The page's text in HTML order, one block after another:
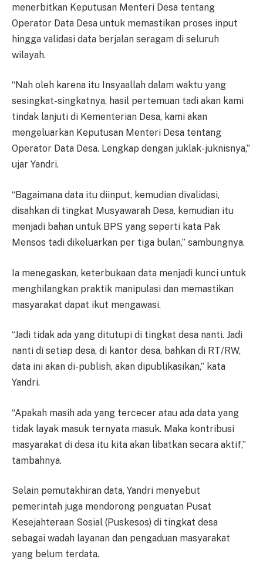
menerbitkan Keputusan Menteri Desa tentang
Operator Data Desa untuk memastikan proses input
hingga validasi data berjalan seragam di seluruh
wilayah.
“Nah oleh karena itu Insyaallah dalam waktu yang
sesingkat-singkatnya, hasil pertemuan tadi akan kami
tindak lanjuti di Kementerian Desa, kami akan
mengeluarkan Keputusan Menteri Desa tentang
Operator Data Desa. Lengkap dengan juklak-juknisnya,”
ujar Yandri.
“Bagaimana data itu diinput, kemudian divalidasi,
disahkan di tingkat Musyawarah Desa, kemudian itu
menjadi bahan untuk BPS yang seperti kata Pak
Mensos tadi dikeluarkan per tiga bulan,” sambungnya.
Ia menegaskan, keterbukaan data menjadi kunci untuk
menghilangkan praktik manipulasi dan memastikan
masyarakat dapat ikut mengawasi.
“Jadi tidak ada yang ditutupi di tingkat desa nanti. Jadi
nanti di setiap desa, di kantor desa, bahkan di RT/RW,
data ini akan di-publish, akan dipublikasikan,” kata
Yandri.
“Apakah masih ada yang tercecer atau ada data yang
tidak layak masuk ternyata masuk. Maka kontribusi
masyarakat di desa itu kita akan libatkan secara aktif,”
tambahnya.
Selain pemutakhiran data, Yandri menyebut
pemerintah juga mendorong penguatan Pusat
Kesejahteraan Sosial (Puskesos) di tingkat desa
sebagai wadah layanan dan pengaduan masyarakat
yang belum terdata.